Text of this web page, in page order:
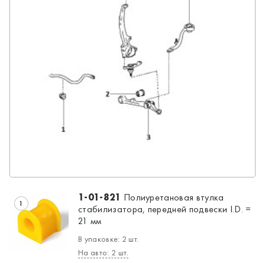
1 1-01-821 Полиуретановая втулка
стабилизатора, передней подвески I.D. =
21 мм
В упаковке: 2 шт.
На авто: 2 шт.